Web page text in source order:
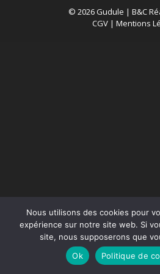
© 2026 Gudule | B&C
CGV | Mentions
Nous utilisons des cookies pour
expérience sur notre site web. Si
site, nous supposerons que
Ok
Politique de